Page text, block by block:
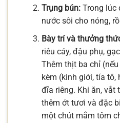
Trụng bún:Trong lúc
nước sôi cho nóng,
Bày trí và thưởng
riêu cáy, đậu phụ,
Thêm thịt ba chỉ
kèm (kinh giới, tía tô,
đĩa riêng. Khi ăn, vắt
thêm ớt tươi và đặc
một chút mắm tôm